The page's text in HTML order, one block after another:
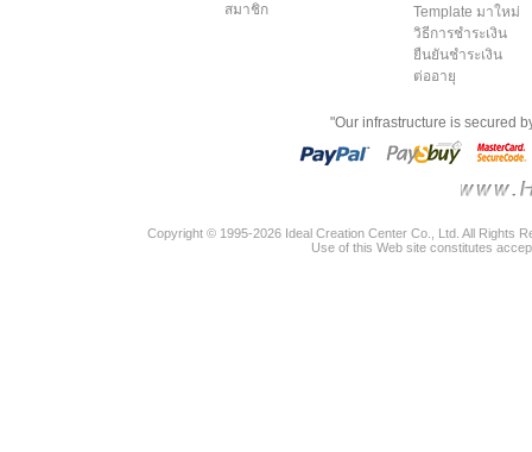
สมาชิก
Template มาใหม่
วิธีการชำระเงิน
ยืนยันชำระเงิน
ต่ออายุ
"Our infrastructure is secured
Copyright © 1995-2026 Ideal Creation Center Co., Ltd. All Rights
Use of this Web site constitutes